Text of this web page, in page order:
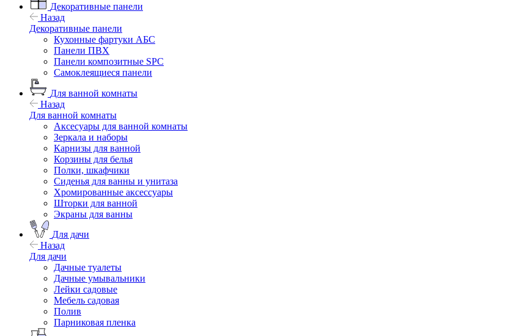
Декоративные панели
Назад
Декоративные панели
Кухонные фартуки АБС
Панели ПВХ
Панели композитные SPC
Самоклеящиеся панели
Для ванной комнаты
Назад
Для ванной комнаты
Аксесуары для ванной комнаты
Зеркала и наборы
Карнизы для ванной
Корзины для белья
Полки, шкафчики
Сиденья для ванны и унитаза
Хромированные аксессуары
Шторки для ванной
Экраны для ванны
Для дачи
Назад
Для дачи
Дачные туалеты
Дачные умывальники
Лейки садовые
Мебель садовая
Полив
Парниковая пленка